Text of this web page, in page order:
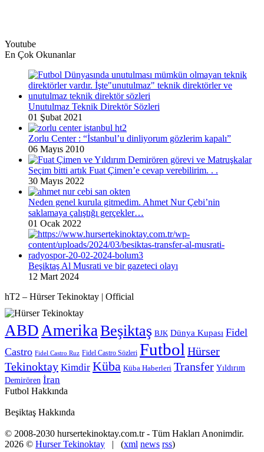
Youtube
En Çok Okunanlar
Unutulmaz Teknik Direktör Sözleri
01 Şubat 2021
Zorlu Center : “İstanbul’u dinliyorum gözlerim kapalı”
06 Mayıs 2010
Seçim bitti artık Fuat Çimen’e cevap verebilirim. . .
30 Mayıs 2022
Neden genel kurula gitmedim. Ahmet Nur Çebi’nin
saklamaya çalıştığı gerçekler…
01 Ocak 2022
Beşiktaş Al Musrati ve bir gazeteci olayı
12 Mart 2024
hT2 – Hürser Tekinoktay | Official
ABD Amerika Beşiktaş BJK Dünya Kupası Fidel
Castro Fidel Castro Ruz Fidel Castro Sözleri Futbol Hürser
Tekinoktay Kimdir Küba Küba Haberleri Transfer Yıldırım
Demirören İran
Futbol Hakkında
Beşiktaş Hakkında
© 2008-2030 hursertekinoktay.com.tr - Tüm Hakları Anonimdir.
2026 © Hurser Tekinoktay | (xml news rss)